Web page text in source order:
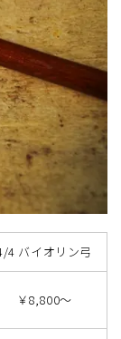
4 バイオリン弓
￥8,800～